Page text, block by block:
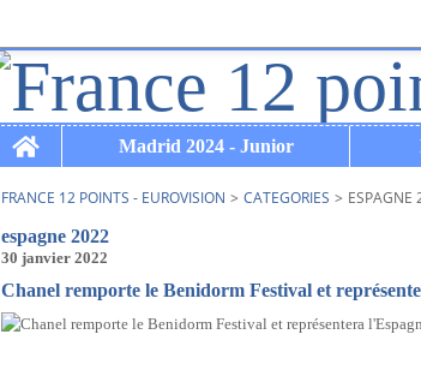
Home
Madrid 2024 - Junior
FRANCE 12 POINTS - EUROVISION > CATEGORIES > ESPAGNE
espagne 2022
30 janvier 2022
Chanel remporte le Benidorm Festival et